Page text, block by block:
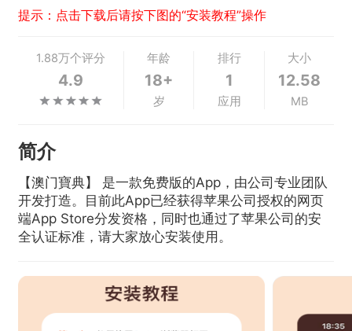
提示：点击下载后请按下图的“安装教程”操作
1.88万个评分
4.9
年龄
18+
岁
排行
1
应用
大小
12.58
MB
简介
【澳门寶典】 是一款免费版的App，由公司专业团队
开发打造。目前此App已经获得苹果公司授权的网页
端App Store分发资格，同时也通过了苹果公司的安
全认证标准，请大家放心安装使用。